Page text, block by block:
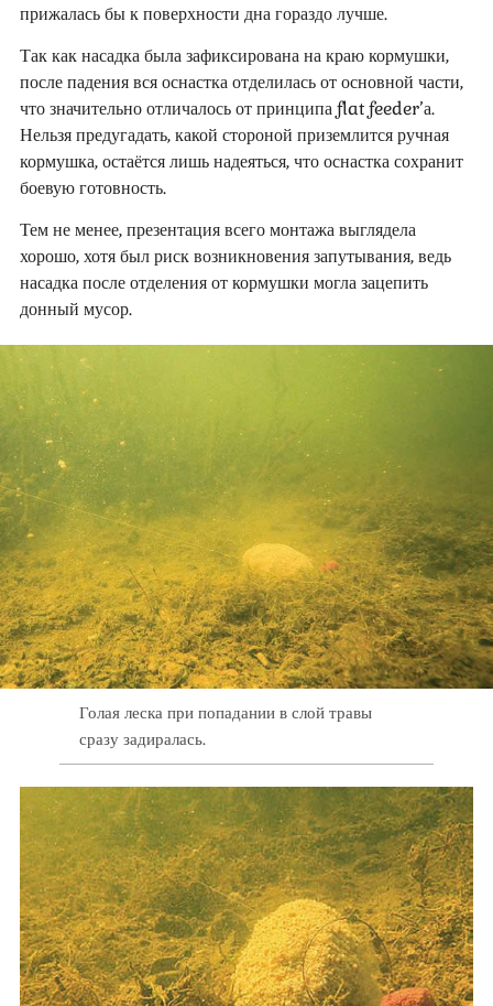
прижалась бы к поверхности дна гораздо лучше.
Так как насадка была зафиксирована на краю кормушки,
после падения вся оснастка отделилась от основной части,
что значительно отличалось от принципа flat feeder’а.
Нельзя предугадать, какой стороной приземлится ручная
кормушка, остаётся лишь надеяться, что оснастка сохранит
боевую готовность.
Тем не менее, презентация всего монтажа выглядела
хорошо, хотя был риск возникновения запутывания, ведь
насадка после отделения от кормушки могла зацепить
донный мусор.
Голая леска при попадании в слой травы
сразу задиралась.